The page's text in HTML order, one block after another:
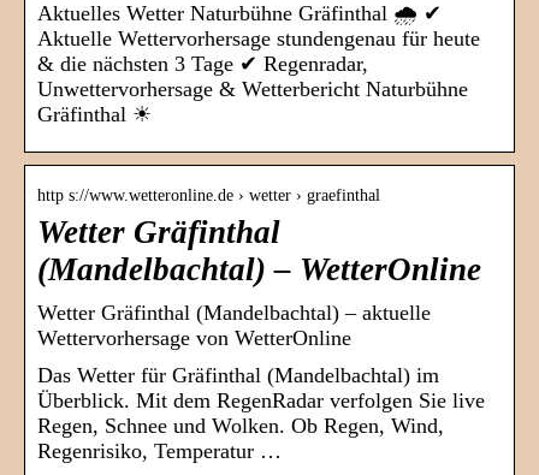
Aktuelles Wetter Naturbühne Gräfinthal 🌧️ ✔
Aktuelle Wettervorhersage stundengenau für heute
& die nächsten 3 Tage ✔ Regenradar,
Unwettervorhersage & Wetterbericht Naturbühne
Gräfinthal ☀
http s://www.wetteronline.de › wetter › graefinthal
Wetter Gräfinthal
(Mandelbachtal) – WetterOnline
Wetter Gräfinthal (Mandelbachtal) – aktuelle
Wettervorhersage von WetterOnline
Das Wetter für Gräfinthal (Mandelbachtal) im
Überblick. Mit dem RegenRadar verfolgen Sie live
Regen, Schnee und Wolken. Ob Regen, Wind,
Regenrisiko, Temperatur …